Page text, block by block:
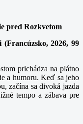
pred Rozkvetom
2026, 99
prichádza na plátno
a humoru. Keď sa jeho
začína sa divoká jazda
tempo a zábava pre